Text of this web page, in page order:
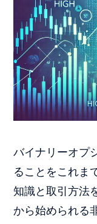
バイナリーオプ
ることをこれま
知識と取引方法
から始められる